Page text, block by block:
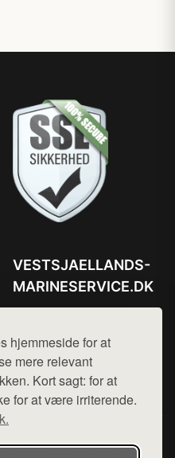
hjemmeside for at
mere relevant
Kort sagt: for at
for at være irriterende.
VESTSJAELLANDS-
MARINESERVICE.DK
Mail:hej@want.dk
Cookie- og privatlivspolitik
der udgiver en række